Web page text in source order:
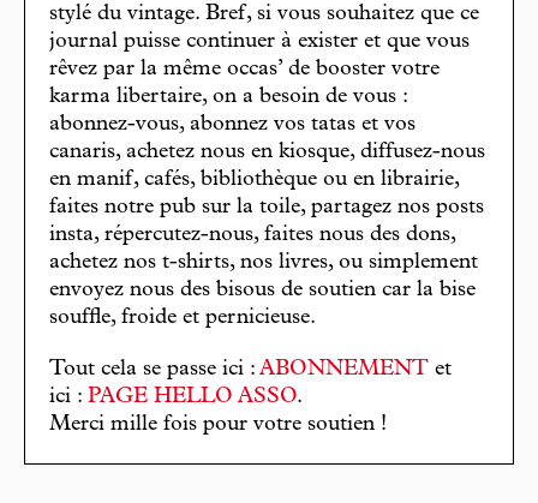
stylé du vintage. Bref, si vous souhaitez que ce
journal puisse continuer à exister et que vous
rêvez par la même occas’ de booster votre
karma libertaire, on a besoin de vous :
abonnez-vous, abonnez vos tatas et vos
canaris, achetez nous en kiosque, diffusez-nous
en manif, cafés, bibliothèque ou en librairie,
faites notre pub sur la toile, partagez nos posts
insta, répercutez-nous, faites nous des dons,
achetez nos t-shirts, nos livres, ou simplement
envoyez nous des bisous de soutien car la bise
souffle, froide et pernicieuse.
Tout cela se passe ici : ABONNEMENT et
ici : PAGE HELLO ASSO.
Merci mille fois pour votre soutien !